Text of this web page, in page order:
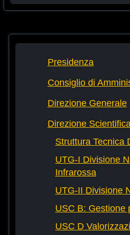
Presidenza
Consiglio di
Direzione Generale
Direzione
Struttura Tecnica
UTG-I Divisione
Infrarossa
UTG-II Divisione
USC B: Gestione
USC D